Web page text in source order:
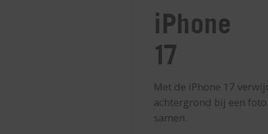
iPhone
17
Met de iPhone 17
achtergrond bij een
samen.